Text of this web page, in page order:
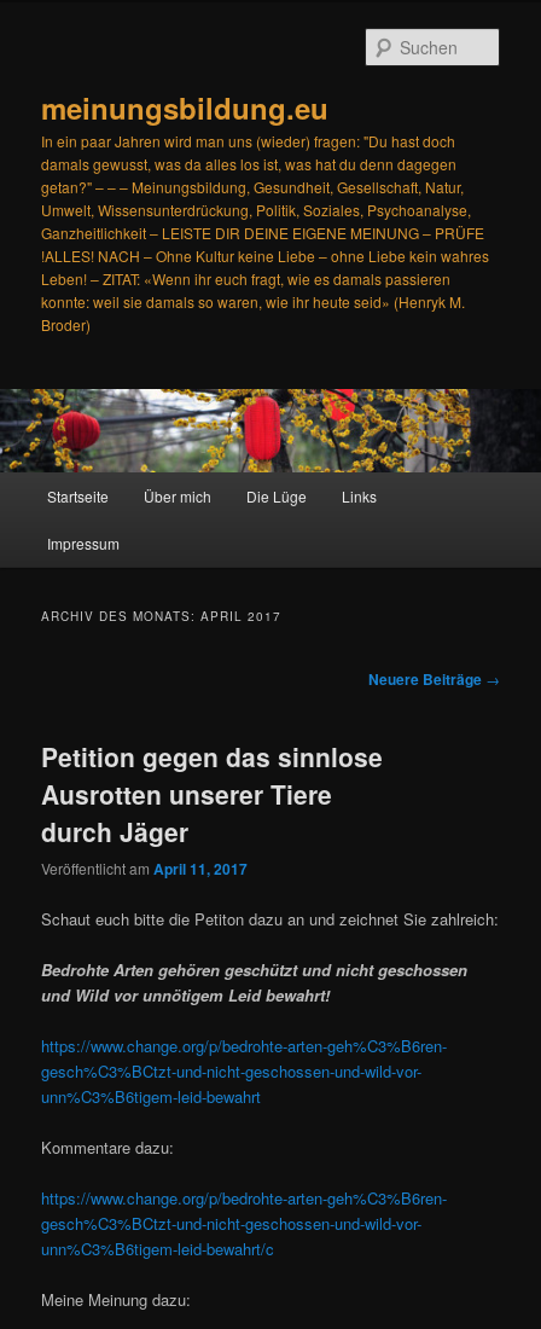
meinungsbildung.eu
In ein paar Jahren wird man uns (wieder) fragen: "Du hast doch
damals gewusst, was da alles los ist, was hat du denn dagegen
getan?" – – – Meinungsbildung, Gesundheit, Gesellschaft, Natur,
Umwelt, Wissensunterdrückung, Politik, Soziales, Psychoanalyse,
Ganzheitlichkeit – LEISTE DIR DEINE EIGENE MEINUNG – PRÜFE
!ALLES! NACH – Ohne Kultur keine Liebe – ohne Liebe kein wahres
Leben! – ZITAT: «Wenn ihr euch fragt, wie es damals passieren
konnte: weil sie damals so waren, wie ihr heute seid» (Henryk M.
Broder)
Startseite Über mich Die Lüge Links
Impressum
ARCHIV DES MONATS:APRIL 2017
Neuere Beiträge →
Petition gegen das sinnlose
Ausrotten unserer Tiere
durch Jäger
Veröffentlicht amApril 11, 2017
Schaut euch bitte die Petiton dazu an und zeichnet Sie zahlreich:
Bedrohte Arten gehören geschützt und nicht geschossen
und Wild vor unnötigem Leid bewahrt!
https://www.change.org/p/bedrohte-arten-geh%C3%B6ren-
gesch%C3%BCtzt-und-nicht-geschossen-und-wild-vor-
unn%C3%B6tigem-leid-bewahrt
Kommentare dazu:
https://www.change.org/p/bedrohte-arten-geh%C3%B6ren-
gesch%C3%BCtzt-und-nicht-geschossen-und-wild-vor-
unn%C3%B6tigem-leid-bewahrt/c
Meine Meinung dazu: